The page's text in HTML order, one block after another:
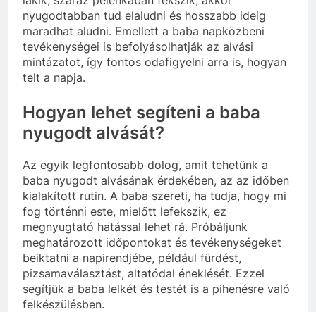
nyugodtabban tud elaludni és hosszabb ideig
maradhat aludni. Emellett a baba napközbeni
tevékenységei is befolyásolhatják az alvási
mintázatot, így fontos odafigyelni arra is, hogyan
telt a napja.
Hogyan lehet segíteni a baba
nyugodt alvását?
Az egyik legfontosabb dolog, amit tehetünk a
baba nyugodt alvásának érdekében, az az időben
kialakított rutin. A baba szereti, ha tudja, hogy mi
fog történni este, mielőtt lefekszik, ez
megnyugtató hatással lehet rá. Próbáljunk
meghatározott időpontokat és tevékenységeket
beiktatni a napirendjébe, például fürdést,
pizsamaválasztást, altatódal éneklését. Ezzel
segítjük a baba lelkét és testét is a pihenésre való
felkészülésben.